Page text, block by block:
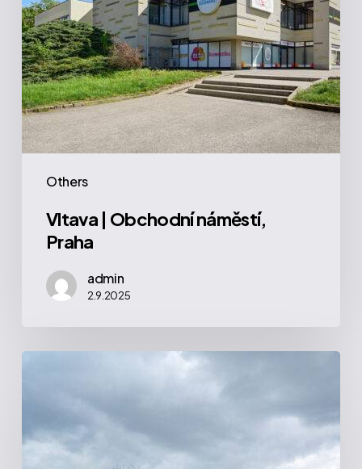
Others
Vltava | Obchodní náměstí,
Praha
admin
2.9.2025
Praha